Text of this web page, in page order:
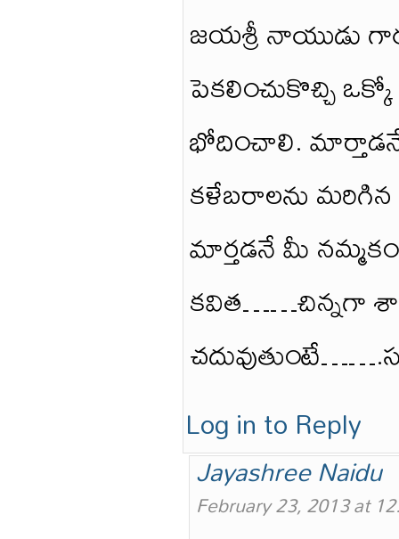
జయశ్రీ నాయుడు
పెకలి౦చుకొచ్చి
భోది౦చాలి.
కళేబరాలను మరిగిన
మార్తడనే మీ
కవిత……చిన్నగా
Log in to Reply
Jayashree Naidu
February 23, 2013 at